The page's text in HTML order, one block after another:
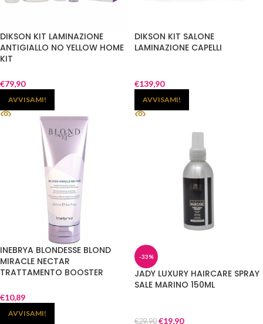
DIKSON KIT LAMINAZIONE
ANTIGIALLO NO YELLOW HOME
KIT
€79,90
AVVISAMI!
DIKSON KIT SALONE
LAMINAZIONE CAPELLI
€139,90
AVVISAMI!
INEBRYA BLONDESSE BLOND
MIRACLE NECTAR
TRATTAMENTO BOOSTER
DEL BIONDO 250ML
€10,89
AVVISAMI!
-33%
JADY LUXURY HAIRCARE SPRAY
SALE MARINO 150ML
€29,90 €19,90